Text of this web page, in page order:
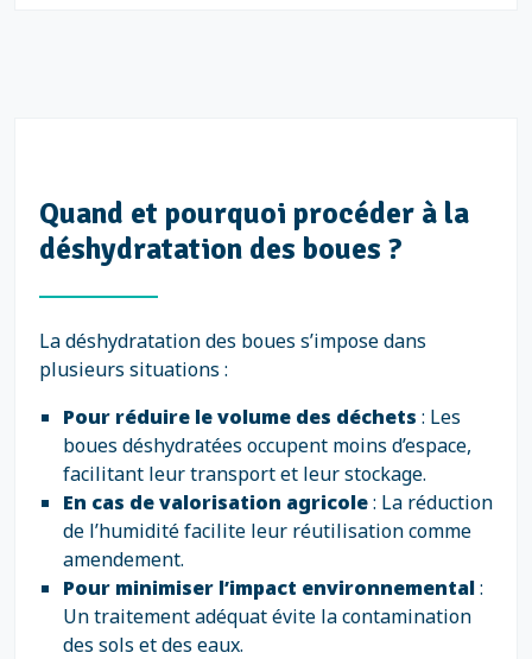
Quand et pourquoi procéder à la
déshydratation des boues ?
La déshydratation des boues s’impose dans
plusieurs situations :
Pour réduire le volume des déchets : Les
boues déshydratées occupent moins d’espace,
facilitant leur transport et leur stockage.
En cas de valorisation agricole: La réduction
de l’humidité facilite leur réutilisation comme
amendement.
Pour minimiser l’impact environnemental:
Un traitement adéquat évite la contamination
des sols et des eaux.